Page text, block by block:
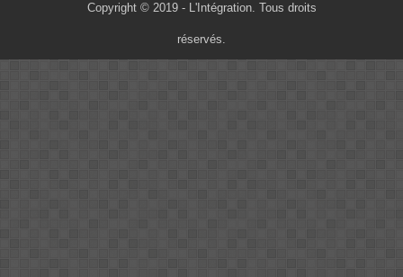
Copyright © 2019 - L'Intégration. Tous droits
réservés.